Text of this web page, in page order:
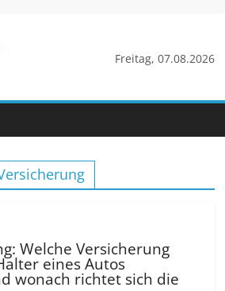
Freitag, 07.08.2026
Welche Versicherung
eines Autos
wonach richtet sich die